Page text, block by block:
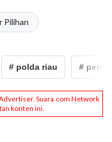
Pilihan
riau # penipuan